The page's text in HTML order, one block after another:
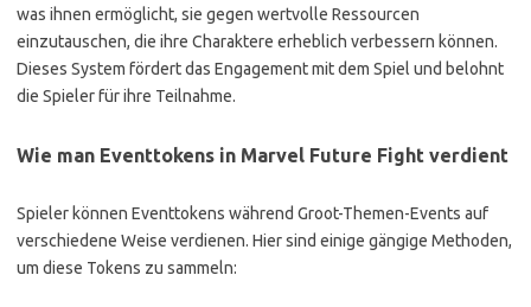
was ihnen ermöglicht, sie gegen wertvolle Ressourcen
einzutauschen, die ihre Charaktere erheblich verbessern können.
Dieses System fördert das Engagement mit dem Spiel und belohnt
die Spieler für ihre Teilnahme.
Wie man Eventtokens in Marvel Future Fight verdient
Spieler können Eventtokens während Groot-Themen-Events auf
verschiedene Weise verdienen. Hier sind einige gängige Methoden,
um diese Tokens zu sammeln: